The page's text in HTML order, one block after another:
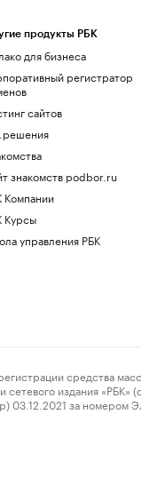
продукты РБК
для бизнеса
регистратор
сайтов
знакомств podbor.ru
Компании
Курсы
управления РБК
средства
издания «РБК»
03.12.2021 за